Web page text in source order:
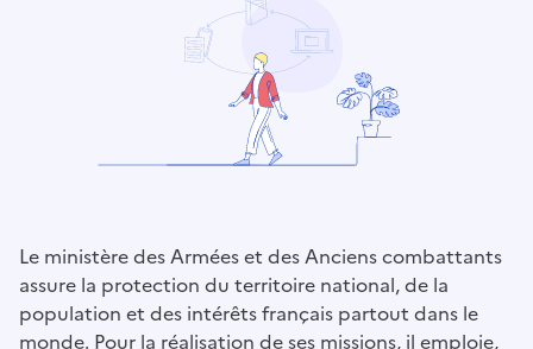
Le ministère des Armées et des Anciens combattants
assure la protection du territoire national, de la
population et des intérêts français partout dans le
monde. Pour la réalisation de ses missions, il emploie,